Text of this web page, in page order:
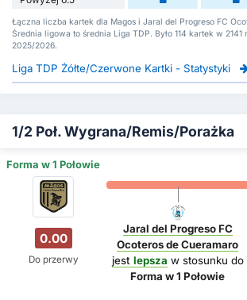
Łączna liczba kartek dla Magos i Jaral del Progreso FC
Średnia ligowa to średnia Liga TDP. Było 114 kartek w
2025/2026.
Liga TDP Żółte/Czerwone Kartki - Statystyki
1/2 Poł. Wygrana/Remis/Porażka
Forma w 1 Połowie
0.00
Do przerwy
Jaral del Progreso FC
Ocoteros de Cueramaro
jest lepsza w stosunku do
Forma w 1 Połowie